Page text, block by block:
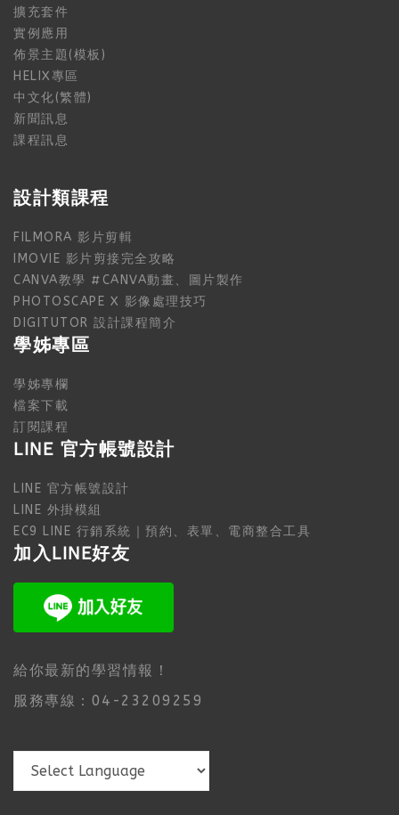
擴充套件
實例應用
佈景主題(模板)
HELIX專區
中文化(繁體)
新聞訊息
課程訊息
設計類課程
FILMORA 影片剪輯
IMOVIE 影片剪接完全攻略
CANVA教學 #CANVA動畫、圖片製作
PHOTOSCAPE X 影像處理技巧
DIGITUTOR 設計課程簡介
學姊專區
學姊專欄
檔案下載
訂閱課程
LINE 官方帳號設計
LINE 官方帳號設計
LINE 外掛模組
EC9 LINE 行銷系統｜預約、表單、電商整合工具
加入LINE好友
給你最新的學習情報！
服務專線：04-23209259